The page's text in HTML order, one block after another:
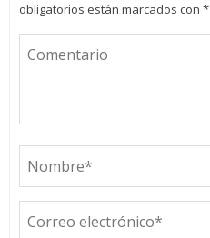
obligatorios están marcados con *